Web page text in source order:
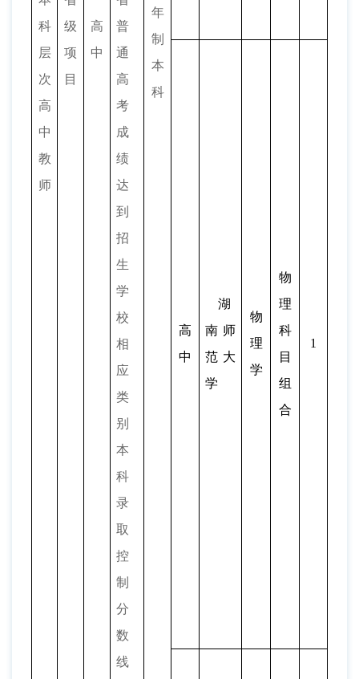
科
层
次
高
中
教
师
级
项
目
高
中
普
通
高
考
成
绩
达
到
招
生
学
校
相
应
类
别
本
科
录
取
控
制
分
数
线
年
制
本
科
高
中
湖
南师
范大
学
物
理
学
物
理
科
目
组
合
1